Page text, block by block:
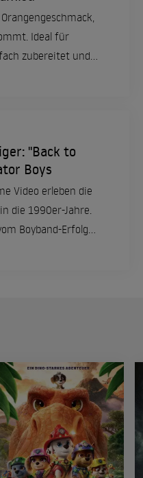
Ideal für
zubereitet und
"Back to
Boys
Video erleben die
die 1990er-Jahre.
Boyband-Erfolg
analogen Welt